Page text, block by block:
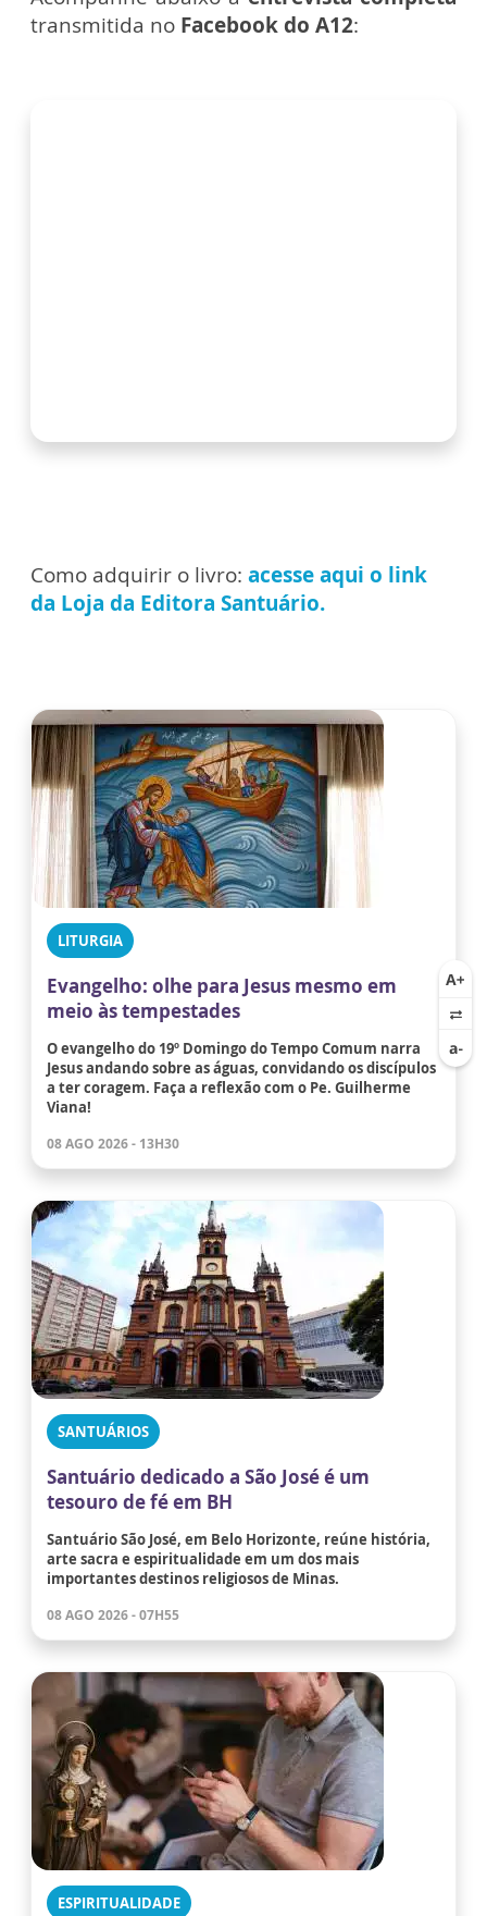
transmitida no Facebook do A12:
Como adquirir o livro: acesse aqui o link
da Loja da Editora Santuário.
LITURGIA
Evangelho: olhe para Jesus mesmo em
meio às tempestades
O evangelho do 19º Domingo do Tempo Comum narra
Jesus andando sobre as águas, convidando os discípulos
a ter coragem. Faça a reflexão com o Pe. Guilherme
Viana!
08 AGO 2026 - 13H30
SANTUÁRIOS
Santuário dedicado a São José é um
tesouro de fé em BH
Santuário São José, em Belo Horizonte, reúne história,
arte sacra e espiritualidade em um dos mais
importantes destinos religiosos de Minas.
08 AGO 2026 - 07H55
ESPIRITUALIDADE